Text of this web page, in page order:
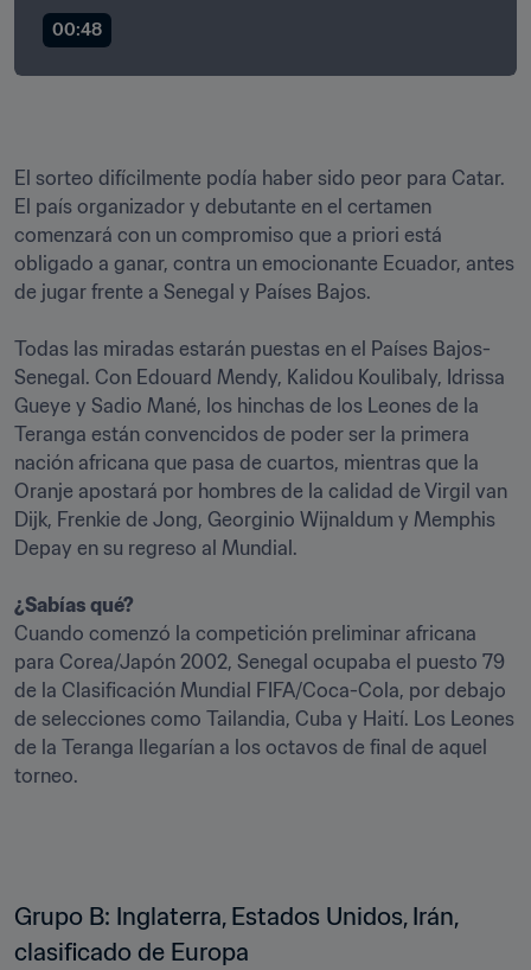
00:48
El sorteo difícilmente podía haber sido peor para Catar.
El país organizador y debutante en el certamen
comenzará con un compromiso que a priori está
obligado a ganar, contra un emocionante Ecuador, antes
de jugar frente a Senegal y Países Bajos.
Todas las miradas estarán puestas en el Países Bajos-
Senegal. Con Edouard Mendy, Kalidou Koulibaly, Idrissa
Gueye y Sadio Mané, los hinchas de los Leones de la
Teranga están convencidos de poder ser la primera
nación africana que pasa de cuartos, mientras que la
Oranje apostará por hombres de la calidad de Virgil van
Dijk, Frenkie de Jong, Georginio Wijnaldum y Memphis
Depay en su regreso al Mundial.
¿Sabías qué?
Cuando comenzó la competición preliminar africana
para Corea/Japón 2002, Senegal ocupaba el puesto 79
de la Clasificación Mundial FIFA/Coca-Cola, por debajo
de selecciones como Tailandia, Cuba y Haití. Los Leones
de la Teranga llegarían a los octavos de final de aquel
torneo.
Grupo B: Inglaterra, Estados Unidos, Irán,
clasificado de Europa